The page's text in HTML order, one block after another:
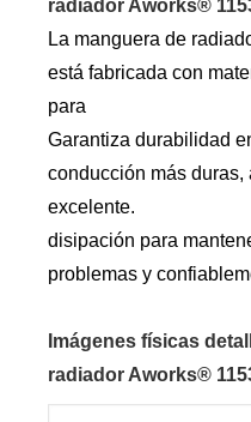
radiador Aworks®
La manguera de
está fabricada con
para
Garantiza durabilidad
conducción más duras,
excelente.
disipación para
problemas y
Imágenes físicas
radiador Aworks®